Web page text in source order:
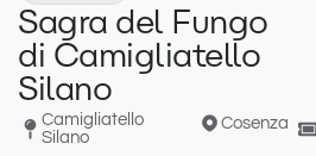
Sagra del Fungo
di Camigliatello
Silano
Camigliatello
Silano
Cosenza